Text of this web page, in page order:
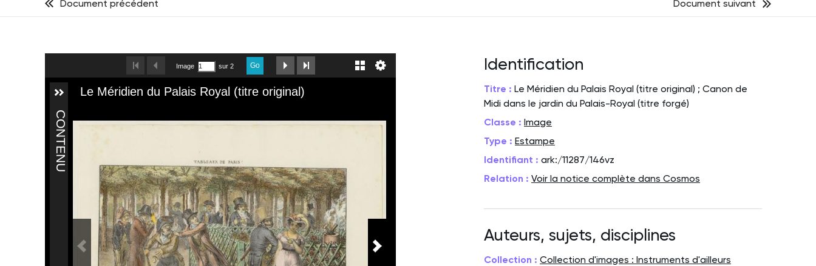
Document précédent Document suivant
Image sur 2 Go
Le Méridien du Palais Royal (titre original)
CONTENU
Identification
Titre : Le Méridien du Palais Royal (titre original) ; Canon de
Midi dans le jardin du Palais-Royal (titre forgé)
Classe : Image
Type : Estampe
Identifiant : ark:/11287/146vz
Relation : Voir la notice complète dans Cosmos
Auteurs, sujets, disciplines
Collection : Collection d'images : Instruments d'ailleurs